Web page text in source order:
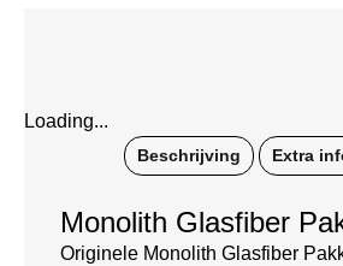
Loading...
Beschrijving Extra
Monolith Glasfiber
Originele Monolith Glasfiber